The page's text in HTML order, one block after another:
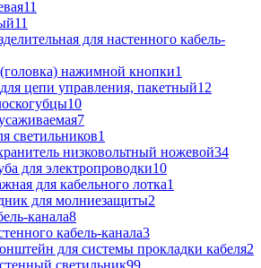
11
11
для настенного кабель-
нажимной кнопки1
цепи управления, пакетный12
10
7
светильников1
низковольтный ножевой34
для электропроводки10
для кабельного лотка1
для молниезащиты2
канала8
кабель-канала3
для системы прокладки кабеля2
светильник99